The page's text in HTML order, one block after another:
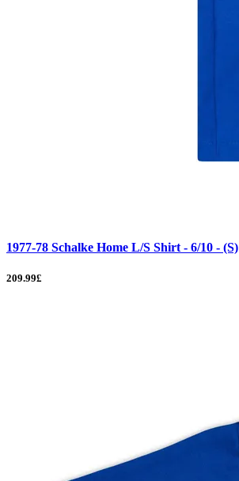
1977-78 Schalke Home L/S Shirt - 6/10 - (S)
209.99£